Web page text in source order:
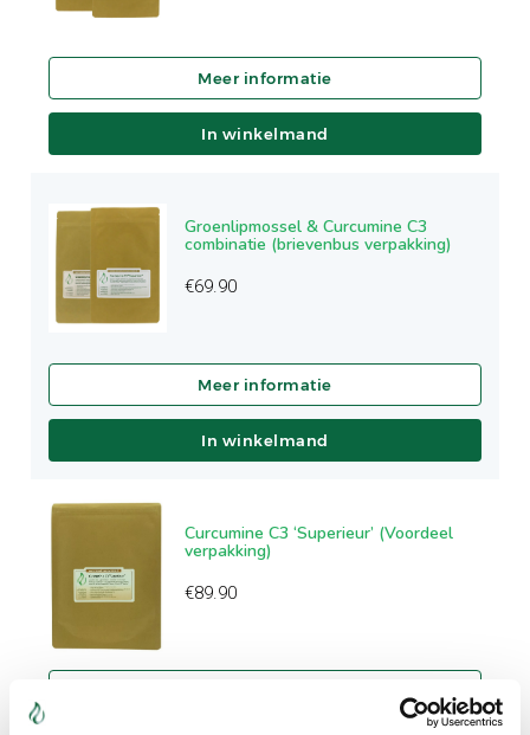
In winkelmand
Groenlipmossel & Curcumine C3
combinatie (brievenbus verpakking)
€69.90
In winkelmand
Curcumine C3 ‘Superieur’ (Voordeel
verpakking)
€89.90